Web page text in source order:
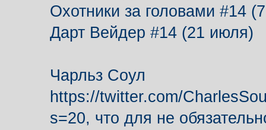
Охотники за головами #14
Дарт Вейдер #14 (21 июля)
Чарльз Соул
https://twitter.com/
s=20, что для не